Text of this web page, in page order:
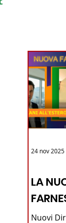
LA
Nuovi
24 nov 2025